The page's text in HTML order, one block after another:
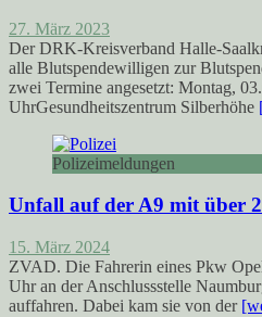
27. März 2023
Der DRK-Kreisverband Halle-
alle Blutspendewilligen zur
zwei Termine angesetzt: Montag,
UhrGesundheitszentrum Silberhöhe
Polizeimeldungen
Unfall auf der A9 mit über
15. März 2024
ZVAD. Die Fahrerin eines Pkw
Uhr an der Anschlussstelle
auffahren. Dabei kam sie von der